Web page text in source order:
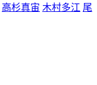
高杉真宙 木村多江 尾